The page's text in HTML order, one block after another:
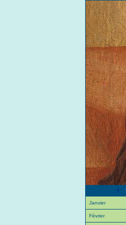
|
Janvier
Février